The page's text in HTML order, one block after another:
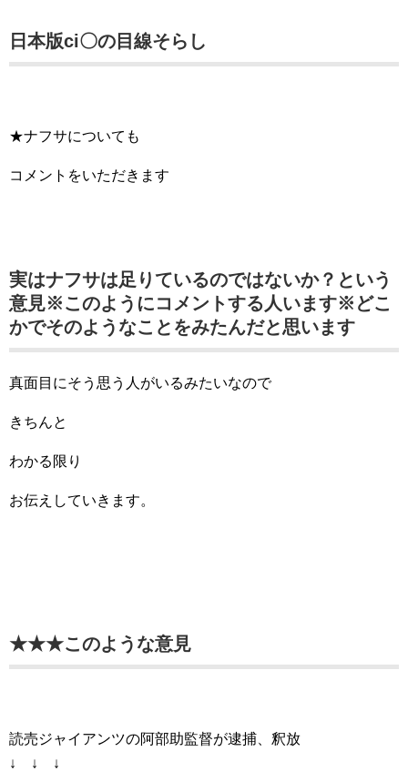
日本版ci〇の目線そらし
★ナフサについても
コメントをいただきます
実はナフサは足りているのではないか？という
意見※このようにコメントする人います※どこ
かでそのようなことをみたんだと思います
真面目にそう思う人がいるみたいなので
きちんと
わかる限り
お伝えしていきます。
★★★このような意見
読売ジャイアンツの阿部助監督が逮捕、釈放
↓ ↓ ↓